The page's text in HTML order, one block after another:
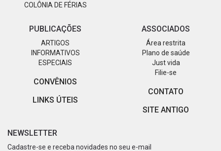
COLÔNIA DE FÉRIAS
PUBLICAÇÕES
ARTIGOS
INFORMATIVOS
ESPECIAIS
CONVÊNIOS
LINKS ÚTEIS
ASSOCIADOS
Área restrita
Plano de saúde
Just vida
Filie-se
CONTATO
SITE ANTIGO
NEWSLETTER
Cadastre-se e receba novidades no seu e-mail